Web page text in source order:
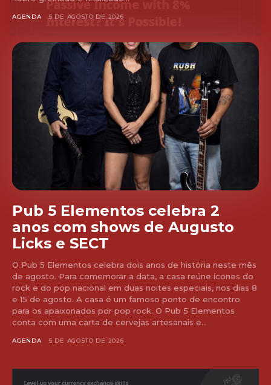
AGENDA 5 DE AGOSTO DE 2026
Pub 5 Elementos celebra 2
anos com shows de Augusto
Licks e SECT
O Pub 5 Elementos celebra dois anos de história neste mês
de agosto. Para comemorar a data, a casa reúne ícones do
rock e do pop nacional em duas noites especiais, nos dias 8
e 15 de agosto. A casa é um famoso ponto de encontro
para os apaixonados por pop rock. O Pub 5 Elementos
conta com uma carta de cervejas artesanais e...
AGENDA 5 DE AGOSTO DE 2026